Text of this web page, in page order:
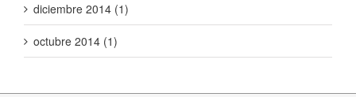
diciembre 2014 (1)
octubre 2014 (1)